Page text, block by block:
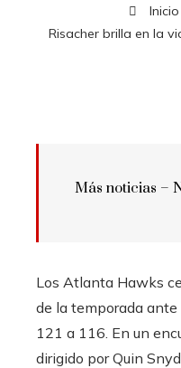
Inicio
Risacher brilla en la
Más noticias –
Los Atlanta Hawks
de la temporada
121 a 116. En un
dirigido por Quin